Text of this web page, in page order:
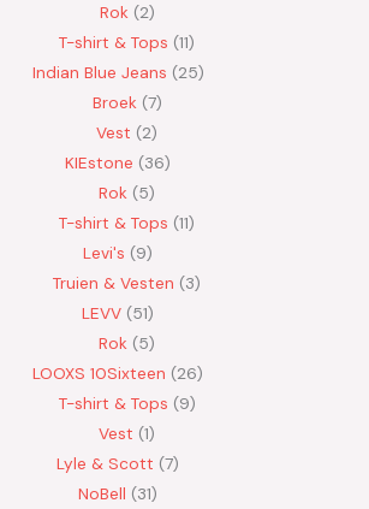
Rok 2
T-shirt & Tops 11
Indian Blue Jeans 25
Broek 7
Vest
2
KIEstone
36
Rok 5
T-shirt & Tops 11
Levi's
9
Truien & Vesten
3
LEVV 51
Rok 5
LOOXS 10Sixteen
26
T-shirt & Tops 9
Vest 1
Lyle & Scott 7
NoBell
31